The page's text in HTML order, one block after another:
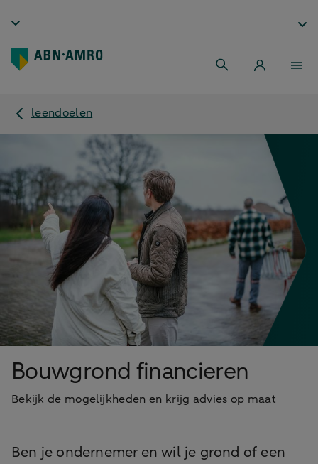
leendoelen
Bouwgrond financieren
Bekijk de mogelijkheden en krijg advies op maat
Ben je ondernemer en wil je grond of een